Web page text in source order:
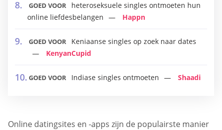
GOED VOOR
heteroseksuele singles ontmoeten hun
online liefdesbelangen
Happn
GOED VOOR
Keniaanse singles op zoek naar dates
KenyanCupid
GOED VOOR Indiase singles ontmoeten Shaadi
Online datingsites en -apps zijn de populairste manier